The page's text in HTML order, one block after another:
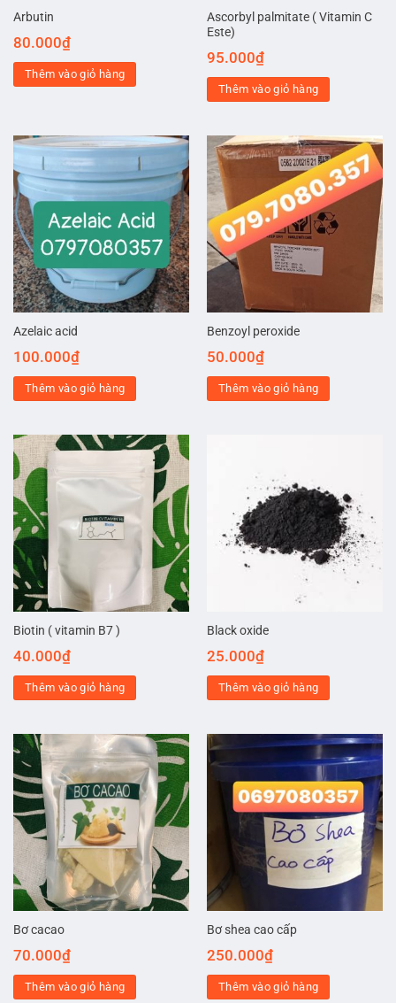
Arbutin
80.000₫
Thêm vào giỏ hàng
Ascorbyl palmitate ( Vitamin C
Este)
95.000₫
Thêm vào giỏ hàng
Azelaic acid
100.000₫
Thêm vào giỏ hàng
Benzoyl peroxide
50.000₫
Thêm vào giỏ hàng
Biotin ( vitamin B7 )
40.000₫
Thêm vào giỏ hàng
Black oxide
25.000₫
Thêm vào giỏ hàng
Bơ cacao
70.000₫
Thêm vào giỏ hàng
Bơ shea cao cấp
250.000₫
Thêm vào giỏ hàng